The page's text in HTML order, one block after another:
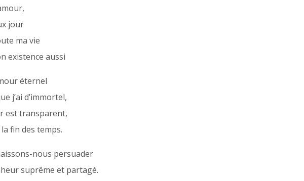
jour
ma vie
existence aussi
éternel
j’ai d’immortel,
est transparent,
fin des temps.
nous persuader
suprême et partagé.